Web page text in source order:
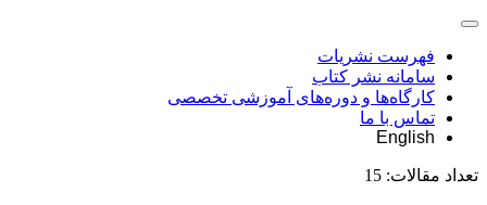
فهرست نشریات
سامانه نشر کتاب
کارگاه‌ها و دوره‌های آموزشی تخصصی
تماس با ما
English
تعداد مقالات: 15